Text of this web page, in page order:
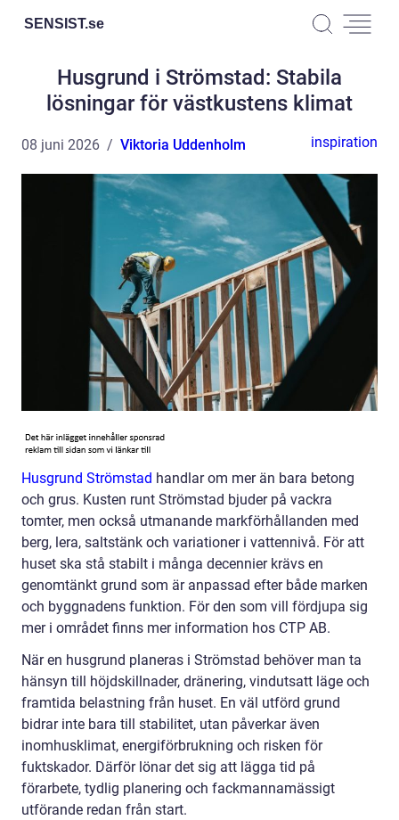
SENSIST.se
Husgrund i Strömstad: Stabila
lösningar för västkustens klimat
08 juni 2026 Viktoria Uddenholm inspiration
Husgrund Strömstad handlar om mer än bara betong
och grus. Kusten runt Strömstad bjuder på vackra
tomter, men också utmanande markförhållanden med
berg, lera, saltstänk och variationer i vattennivå. För att
huset ska stå stabilt i många decennier krävs en
genomtänkt grund som är anpassad efter både marken
och byggnadens funktion. För den som vill fördjupa sig
mer i området finns mer information hos CTP AB.
När en husgrund planeras i Strömstad behöver man ta
hänsyn till höjdskillnader, dränering, vindutsatt läge och
framtida belastning från huset. En väl utförd grund
bidrar inte bara till stabilitet, utan påverkar även
inomhusklimat, energiförbrukning och risken för
fuktskador. Därför lönar det sig att lägga tid på
förarbete, tydlig planering och fackmannamässigt
utförande redan från start.